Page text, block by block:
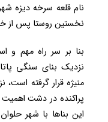
نام قلعه سرخه دیزه
نخستین روستا پس از
بنا بر سر راه مهم و
نزدیک بنای سنگی
منیژه قرار گرفته است،
پراکنده در دشت اهمیت
این بناها با شهر